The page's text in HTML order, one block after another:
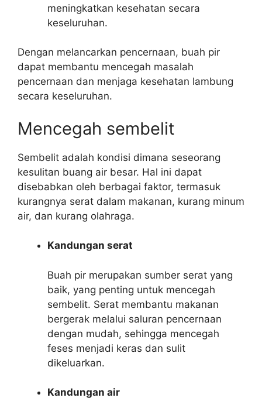
meningkatkan kesehatan secara
keseluruhan.
Dengan melancarkan pencernaan, buah pir
dapat membantu mencegah masalah
pencernaan dan menjaga kesehatan lambung
secara keseluruhan.
Mencegah sembelit
Sembelit adalah kondisi dimana seseorang
kesulitan buang air besar. Hal ini dapat
disebabkan oleh berbagai faktor, termasuk
kurangnya serat dalam makanan, kurang minum
air, dan kurang olahraga.
Kandungan serat
Buah pir merupakan sumber serat yang
baik, yang penting untuk mencegah
sembelit. Serat membantu makanan
bergerak melalui saluran pencernaan
dengan mudah, sehingga mencegah
feses menjadi keras dan sulit
dikeluarkan.
Kandungan air